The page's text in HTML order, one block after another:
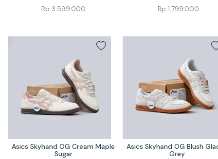
Rp 3.599.000 Rp 1.799.000
Asics Skyhand OG Cream Maple
Sugar
Asics Skyhand OG Blush
Grey